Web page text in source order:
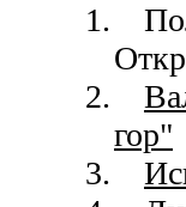
1.
2.
гор"
3.